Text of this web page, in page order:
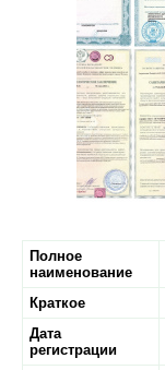
Полное
наименование
Краткое
Дата
регистрации